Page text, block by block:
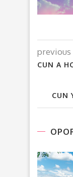
previous
CUN A
CUN